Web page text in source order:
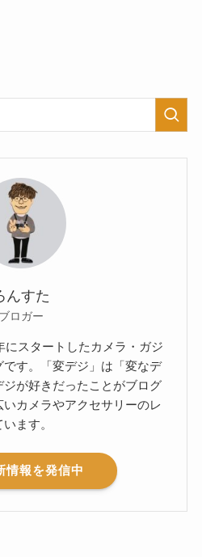
んすた
ブロガー
にスタートしたカメラ・ガジ
です。「変デジ」は「変なデ
が好きだったことがブログ
カメラやアクセサリーのレ
ます。
情報を発信中